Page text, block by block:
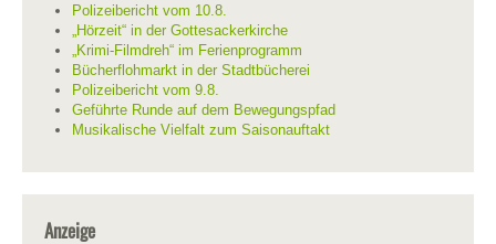
Polizeibericht vom 10.8.
„Hörzeit“ in der Gottesackerkirche
„Krimi-Filmdreh“ im Ferienprogramm
Bücherflohmarkt in der Stadtbücherei
Polizeibericht vom 9.8.
Geführte Runde auf dem Bewegungspfad
Musikalische Vielfalt zum Saisonauftakt
Anzeige